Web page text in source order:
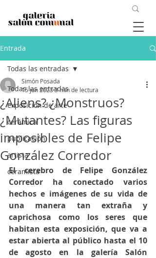
Entrada
Todas las entradas
exposición de arte
cerámica
publicación
artista
ceramista
Todas las entradas
¿Aliens? ¿Monstruos?
¿Mutantes? Las figuras
imposibles de Felipe
González Corredor
Simón Posada
15 jun 20233 min de lectura
El cerebro de Felipe González
Corredor ha conectado varios
hechos e imágenes de su vida de
una manera tan extraña y
caprichosa como los seres que
habitan esta exposición, que va a
estar abierta al público hasta el 10
de agosto en la galería Salón